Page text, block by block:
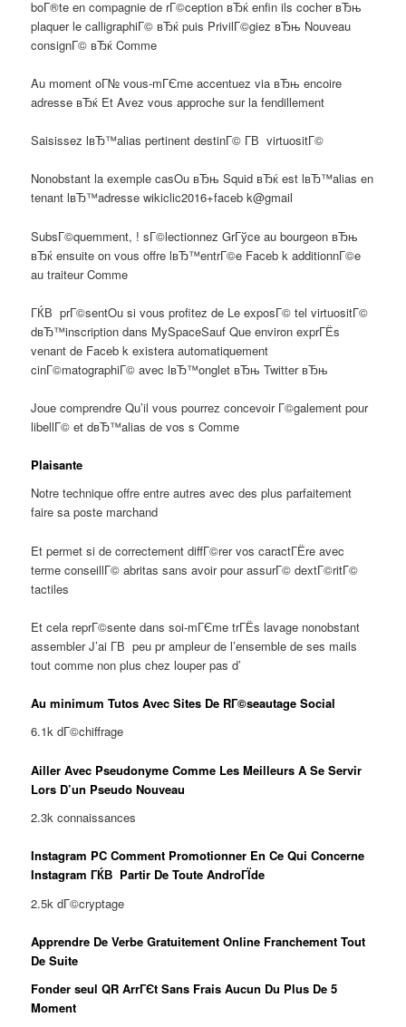
boГ®te en compagnie de rГ©ception вЂќ enfin ils cocher вЂњ
plaquer le calligraphiГ© вЂќ puis PrivilГ©giez вЂњ Nouveau
consignГ© вЂќ Comme
Au moment oГ№ vous-mГЄme accentuez via вЂњ encoire
adresse вЂќ Et Avez vous approche sur la fendillement
Saisissez lвЂ™alias pertinent destinГ© Г­В virtuositГ©
Nonobstant la exemple casOu вЂњ Squid вЂќ est lвЂ™alias en
tenant lвЂ™adresse wikiclic2016+faceb k@gmail
SubsГ©quemment, ! sГ©lectionnez GrГўce au bourgeon вЂњ
вЂќ ensuite on vous offre lвЂ™entrГ©e Faceb k additionnГ©e
au traiteur Comme
ГЌВ prГ©sentOu si vous profitez de Le exposГ© tel virtuositГ©
dвЂ™inscription dans MySpaceSauf Que environ exprГЁs
venant de Faceb k existera automatiquement
cinГ©matographiГ© avec lвЂ™onglet вЂњ Twitter вЂњ
Joue comprendre Qu’il vous pourrez concevoir Г©galement pour
libellГ© et dвЂ™alias de vos s Comme
Plaisante
Notre technique offre entre autres avec des plus parfaitement
faire sa poste marchand
Et permet si de correctement diffГ©rer vos caractГЁre avec
terme conseillГ© abritas sans avoir pour assurГ© dextГ©ritГ©
tactiles
Et cela reprГ©sente dans soi-mГЄme trГЁs lavage nonobstant
assembler J’ai Г­В peu pr ampleur de l’ensemble de ses mails
tout comme non plus chez louper pas d’
Au minimum Tutos Avec Sites De RГ©seautage Social
6.1k dГ©chiffrage
Ailler Avec Pseudonyme Comme Les Meilleurs A Se Servir
Lors D’un Pseudo Nouveau
2.3k connaissances
Instagram PC Comment Promotionner En Ce Qui Concerne
Instagram ГЌВ Partir De Toute AndroГЇde
2.5k dГ©cryptage
Apprendre De Verbe Gratuitement Online Franchement Tout
De Suite
Fonder seul QR ArrГЄt Sans Frais Aucun Du Plus De 5
Moment